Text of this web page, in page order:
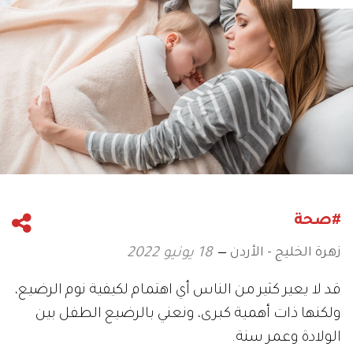
#صحة
زهرة الخليج - الأردن 18 يونيو 2022
قد لا يعير كثير من الناس أي اهتمام لكيفية نوم الرضيع،
ولكنها ذات أهمية كبرى، ونعني بالرضيع الطفل بين
الولادة وعمر سنة.